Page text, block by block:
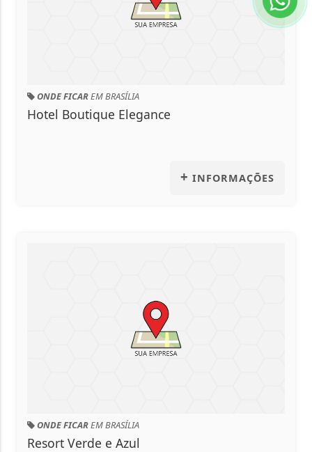
BRASÍLIA
Elegance
INFORMAÇÕES
BRASÍLIA
e Azul